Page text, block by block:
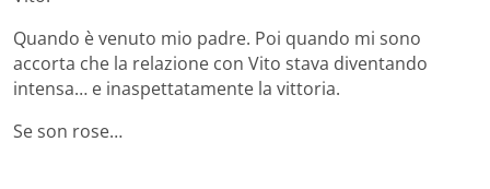
Quando è venuto mio padre. Poi quando mi sono
accorta che la relazione con Vito stava diventando
intensa… e inaspettatamente la vittoria.
Se son rose…